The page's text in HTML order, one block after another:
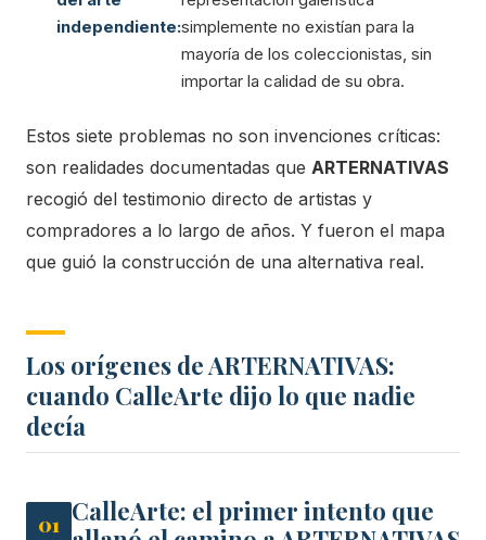
independiente:simplemente no existían para la
mayoría de los coleccionistas, sin
importar la calidad de su obra.
Estos siete problemas no son invenciones críticas:
son realidades documentadas que ARTERNATIVAS
recogió del testimonio directo de artistas y
compradores a lo largo de años. Y fueron el mapa
que guió la construcción de una alternativa real.
Los orígenes de ARTERNATIVAS:
cuando CalleArte dijo lo que nadie
decía
01 CalleArte: el primer intento que